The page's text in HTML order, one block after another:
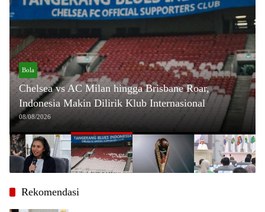
Bola
Chelsea vs AC Milan hingga Brisbane Roar,
Indonesia Makin Dilirik Klub Internasional
08/08/2026
Rekomendasi